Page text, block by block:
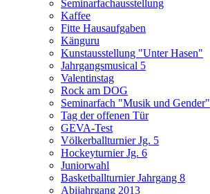
Seminarfachausstellung
Kaffee
Fitte Hausaufgaben
Känguru
Kunstausstellung "Unter Hasen"
Jahrgangsmusical 5
Valentinstag
Rock am DOG
Seminarfach "Musik und Gender"
Tag der offenen Tür
GEVA-Test
Völkerballturnier Jg. 5
Hockeyturnier Jg. 6
Juniorwahl
Basketballturnier Jahrgang 8
Abijahrgang 2013